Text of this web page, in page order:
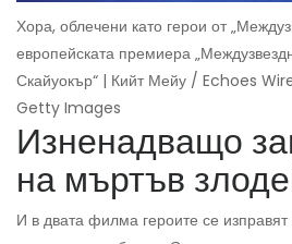
Хора, облечени като герои от
европейската премиера
Скайуокър“ | Кийт Мейу / Echoes
Getty Images
Изненадващо
на мъртъв
И в двата филма героите се изправят